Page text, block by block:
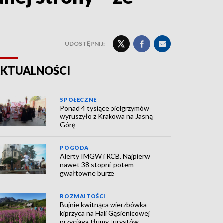
UDOSTĘPNIJ:
SPOŁECZNE
Ponad 4 tysiące pielgrzymów
wyruszyło z Krakowa na Jasną
Górę
POGODA
Alerty IMGW i RCB. Najpierw
nawet 38 stopni, potem
gwałtowne burze
ROZMAITOŚCI
Bujnie kwitnąca wierzbówka
kiprzyca na Hali Gąsienicowej
przyciąga tłumy turystów